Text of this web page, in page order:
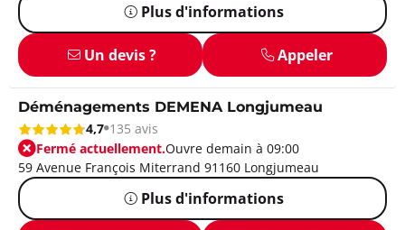
Plus d'informations
Un devis ? Appeler
Déménagements DEMENA Longjumeau
4,7 135 avis
Fermé actuellement.Ouvre demain à 09:00
59 Avenue François Miterrand 91160 Longjumeau
Plus d'informations